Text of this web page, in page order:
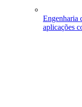
Engenharia
aplicações